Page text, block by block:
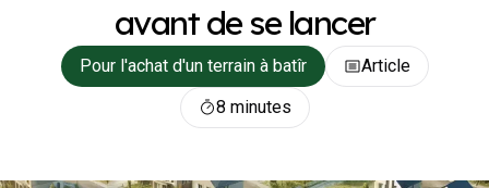
avant de se lancer
Pour l'achat d'un terrain à batîr
Article
8 minutes